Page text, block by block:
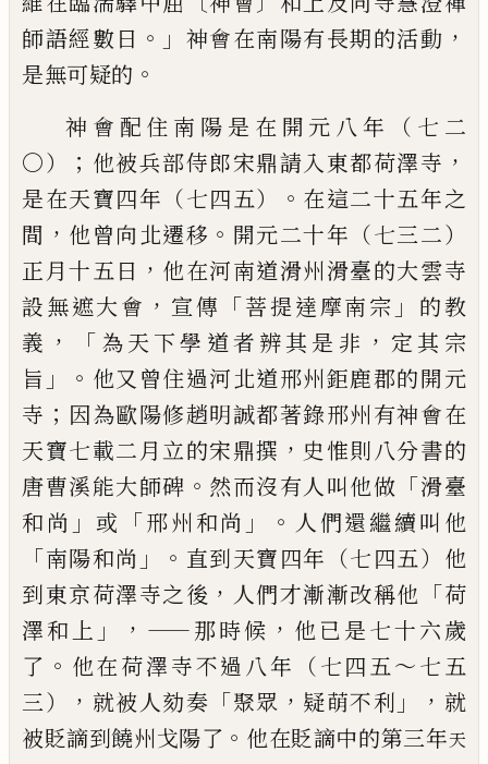
師語經數日 。」 神會在南陽有長期的活動 ，
是無可疑的 。
神會配住南陽是在開元八年（七二
〇）
； 他被兵部侍郎宋鼎請入東都荷澤寺 ，
是在天寶四年（七四五） 。 在這二十五年之
間 ， 他曾向北遷移 。 開元二十年（七三二）
正月十五日 ， 他在河南道滑州滑臺的大雲寺
設無遮大會 ， 宣傳 「菩提達摩南宗 」 的教
義 ， 「 為天下學道者辨其是非 ， 定其宗
旨 」。 他又曾住過河北道邢州鉅鹿郡的開元
寺 ； 因為歐陽修趙明誠都著錄邢州有神會在
天寶七載二月立的宋鼎撰 ， 史惟則八分書的
唐曹溪能大師碑 。 然而沒有人叫他做 「滑臺
和尚 」 或 「邢州和尚 」。 人們還繼續叫他
「南陽和尚 」。 直到天寶四年（七四五）他
到東京荷澤寺之後 ， 人們才漸漸改稱他 「荷
澤和上 」，——那時候 ， 他 已是七十六歲
了 。 他在荷澤寺不過八年（七四五～七五
三）
， 就被人劾奏 「聚眾 ， 疑萌不利 」， 就
被貶謫到饒州戈陽了 。 他在貶謫中的第三年天